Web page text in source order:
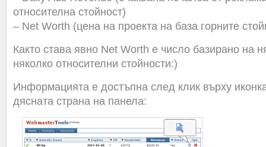
относителна стойност)
– Net Worth (цена на проекта на база горните
Както става явно Net Worth е число базирано на
няколко относителни стойности:)
Информацията е достъпна след клик върху
дясната страна на панела: